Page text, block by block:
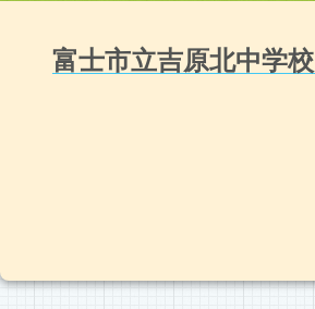
富士市立吉原北中学校